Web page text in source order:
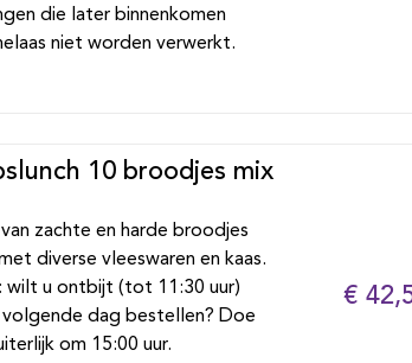
die later binnenkomen
niet worden verwerkt.
10 broodjes mix
van zachte en harde broodjes
diverse vleeswaren en kaas.
wilt u ontbijt (tot 11:30 uur)
dag bestellen? Doe
om 15:00 uur.
€